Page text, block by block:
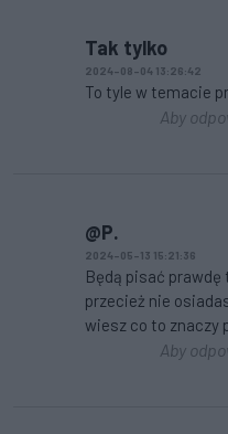
Tak tylko
2024-08-04 13:26:42
To tyle w temacie
Aby
@P.
2024-05-13 15:21:36
Będą pisać prawdę
przecież nie
wiesz co to znaczy
Aby